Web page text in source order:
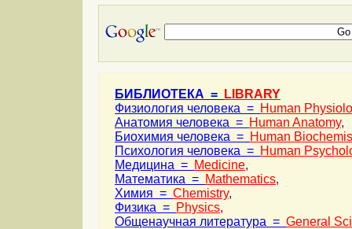
БИБЛИОТЕКА =
LIBRARY
Физиология человека = Human
Анатомия человека = Human Anatomy,
Биохимия человека = Human
Психология человека = Human
Медицина = Medicine,
Математика = Mathematics,
Химия = Chemistry,
Физика = Physics,
Общенаучная литература = General